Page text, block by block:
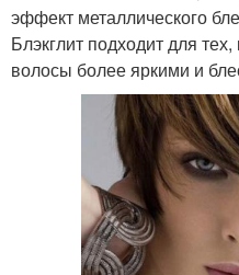
эффект металлического
Блэкглит подходит для тех,
волосы более яркими и